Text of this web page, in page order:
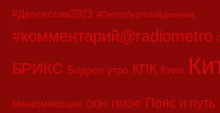
#Двесессии2023 #Петербургскийдневник
#комментарий@radiometro
БРИКС Бодрое утро КПК Кино
Минкоммерции ООН ПМЭФ Пояс и путь